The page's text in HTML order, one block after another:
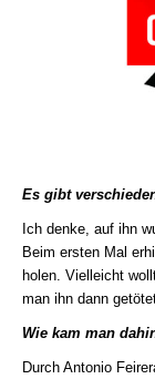
Es gibt
Ich denke, auf ihn
Beim ersten Mal
holen. Vielleicht
man ihn dann
Wie kam man
Durch Antonio